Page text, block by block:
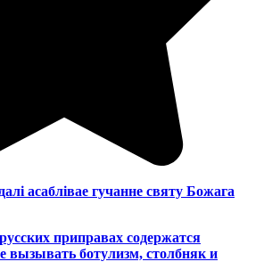
асаблівае гучанне святу Божага
приправах содержатся
вызывать ботулизм, столбняк и